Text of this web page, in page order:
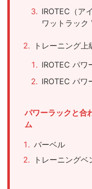
IROTEC（ア
ワットラック
トレーニング
IROTEC パワ
IROTEC パワ
パワーラックと合
ム
バーベル
トレーニングベ